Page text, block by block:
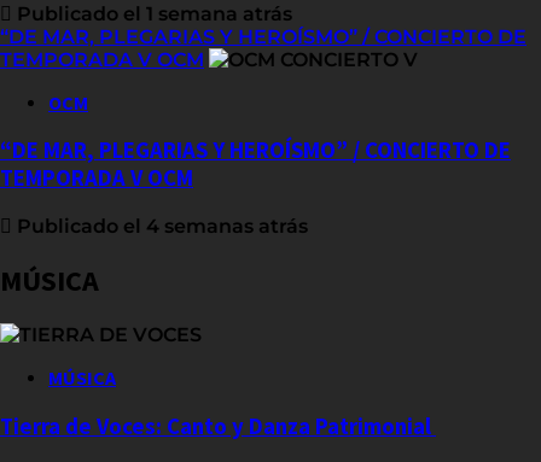
Publicado el 1 semana atrás
“DE MAR, PLEGARIAS Y HEROÍSMO” / CONCIERTO DE
TEMPORADA V OCM
OCM
“DE MAR, PLEGARIAS Y HEROÍSMO” / CONCIERTO DE
TEMPORADA V OCM
Publicado el 4 semanas atrás
MÚSICA
MÚSICA
Tierra de Voces: Canto y Danza Patrimonial